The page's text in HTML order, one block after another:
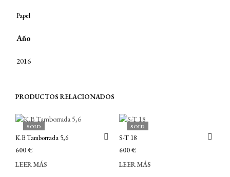
Papel
Año
2016
PRODUCTOS RELACIONADOS
SOLD
K.B Tamborrada 5,6
600€
LEER MÁS
SOLD
S-T 18
600€
LEER MÁS